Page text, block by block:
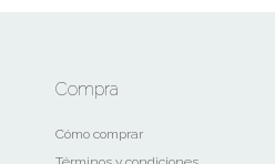
Compra
Cómo comprar